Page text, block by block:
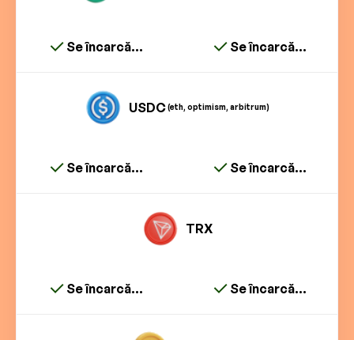
Se încarcă... Se încarcă...
USDC(eth, optimism, arbitrum)
Se încarcă... Se încarcă...
TRX
Se încarcă... Se încarcă...